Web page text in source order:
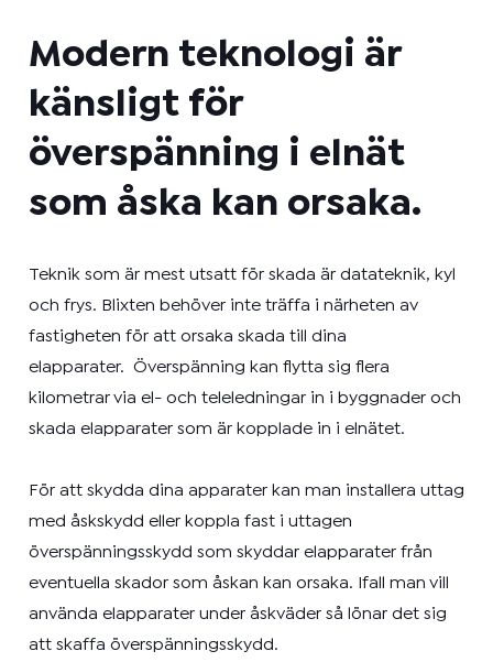
Modern teknologi är
känsligt för
överspänning i elnät
som åska kan orsaka.
Teknik som är mest utsatt för skada är datateknik, kyl
och frys. Blixten behöver inte träffa i närheten av
fastigheten för att orsaka skada till dina
elapparater. Överspänning kan flytta sig flera
kilometrar via el- och teleledningar in i byggnader och
skada elapparater som är kopplade in i elnätet.
För att skydda dina apparater kan man installera uttag
med åskskydd eller koppla fast i uttagen
överspänningsskydd som skyddar elapparater från
eventuella skador som åskan kan orsaka. Ifall man vill
använda elapparater under åskväder så lönar det sig
att skaffa överspänningsskydd.